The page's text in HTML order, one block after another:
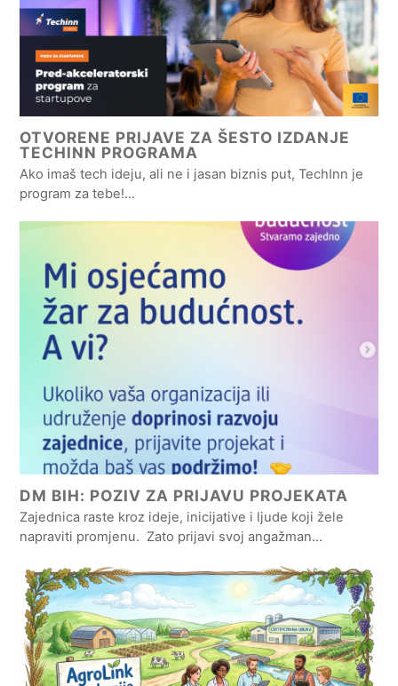
OTVORENE PRIJAVE ZA ŠESTO IZDANJE
TECHINN PROGRAMA
Ako imaš tech ideju, ali ne i jasan biznis put, TechInn je
program za tebe!…
DM BIH: POZIV ZA PRIJAVU PROJEKATA
Zajednica raste kroz ideje, inicijative i ljude koji žele
napraviti promjenu. Zato prijavi svoj angažman…